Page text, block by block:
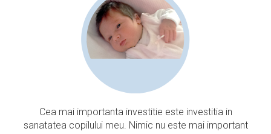
Cea mai importanta investitie este investitia in
sanatatea copilului meu. Nimic nu este mai important